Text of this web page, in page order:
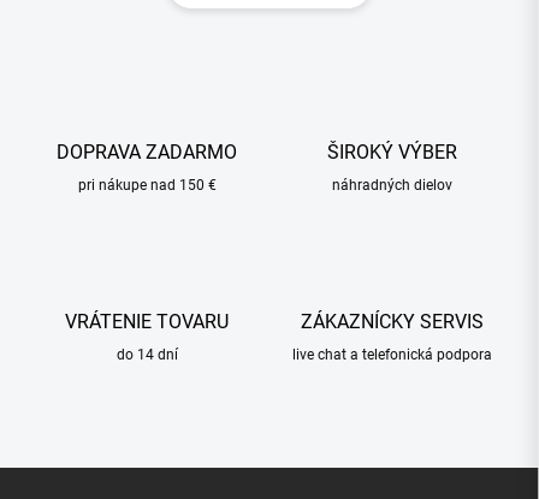
DOPRAVA ZADARMO
pri nákupe nad 150 €
ŠIROKÝ VÝBER
náhradných dielov
VRÁTENIE TOVARU
do 14 dní
ZÁKAZNÍCKY SERVIS
live chat a telefonická podpora